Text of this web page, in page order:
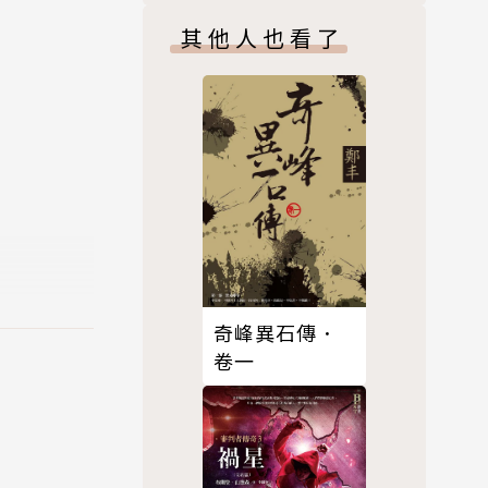
如何製
到底隱
期後令
中國崛
強權的
其他人也看了
奇峰異石傳．
卷一